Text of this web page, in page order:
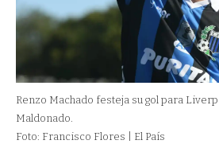
Renzo Machado festeja su gol para
Maldonado.
Foto: Francisco Flores | El País